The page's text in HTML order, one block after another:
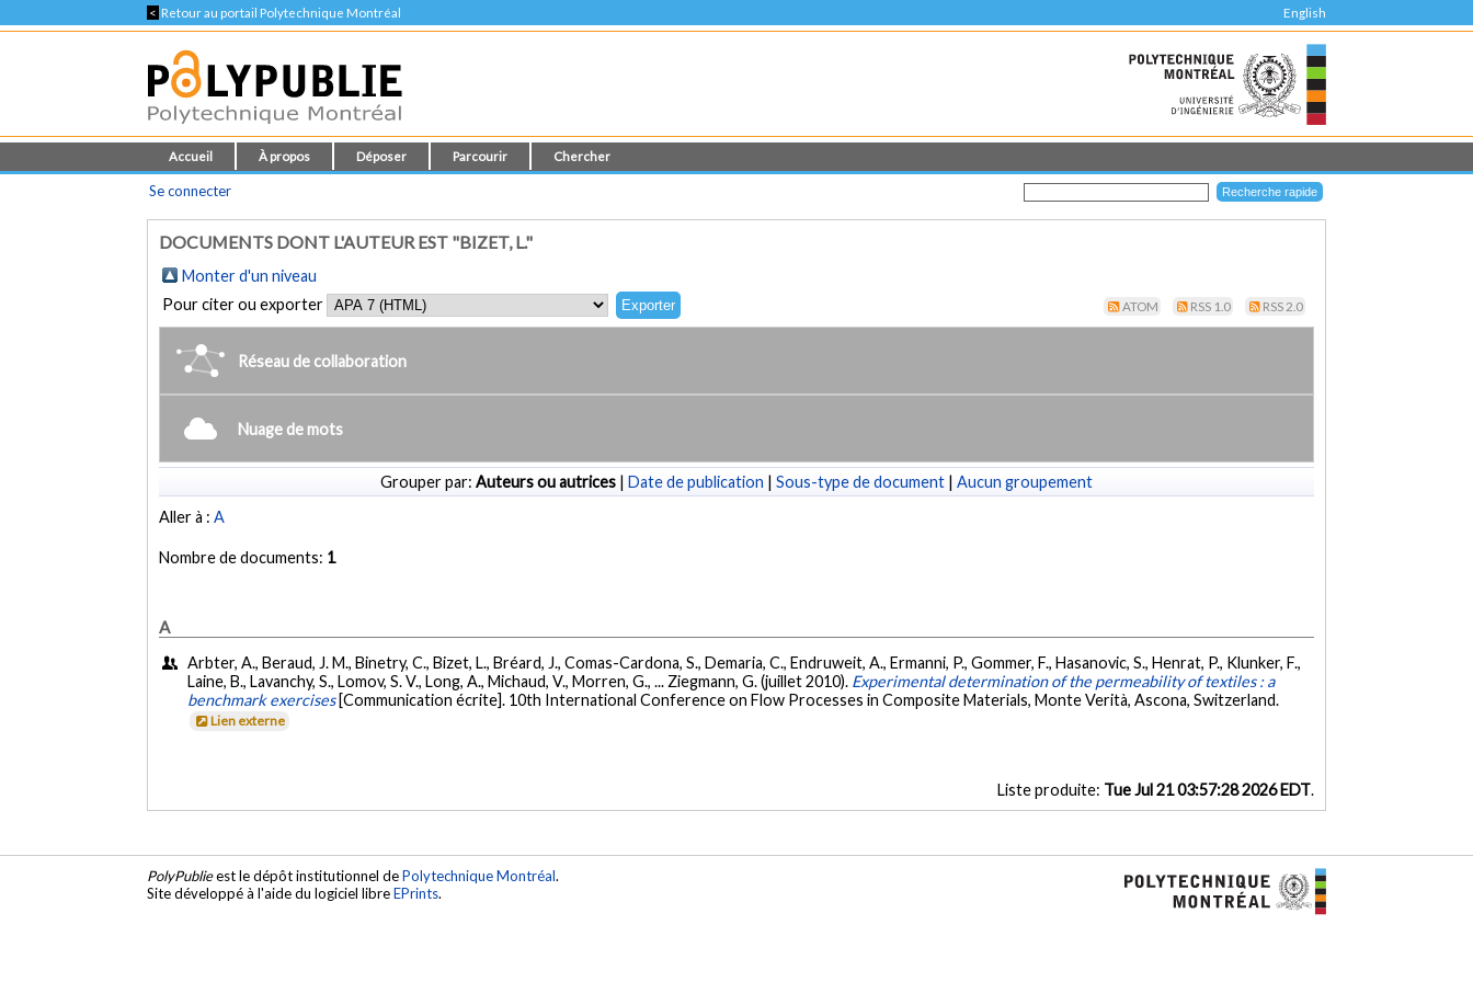
< Retour au portail Polytechnique Montréal English
Accueil À propos Déposer Parcourir Chercher
Se connecter
DOCUMENTS DONT L'AUTEUR EST "BIZET, L."
Monter d'un niveau
Pour citer ou exporter
ATOM RSS 1.0 RSS 2.0
Réseau de collaboration
Nuage de mots
Grouper par: Auteurs ou autrices | Date de publication | Sous-type de document | Aucun groupement
Aller à :A
Nombre de documents: 1
A
Arbter, A., Beraud, J. M., Binetry, C., Bizet, L., Bréard, J., Comas-Cardona, S., Demaria, C., Endruweit, A., Ermanni, P., Gommer, F., Hasanovic, S., Henrat, P., Klunker, F.,
Laine, B., Lavanchy, S., Lomov, S. V., Long, A., Michaud, V., Morren, G., ... Ziegmann, G. (juillet 2010). Experimental determination of the permeability of textiles : a
benchmark exercises [Communication écrite]. 10th International Conference on Flow Processes in Composite Materials, Monte Verità, Ascona, Switzerland.
Lien externe
Liste produite: Tue Jul 21 03:57:28 2026 EDT.
PolyPublieest le dépôt institutionnel dePolytechnique Montréal.
Site développé à l'aide du logiciel libreEPrints.